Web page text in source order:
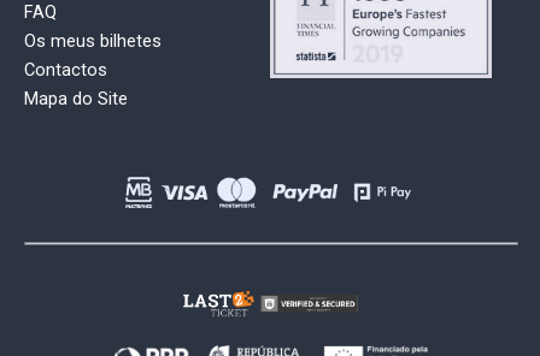
FAQ
Os meus bilhetes
Contactos
Mapa do Site